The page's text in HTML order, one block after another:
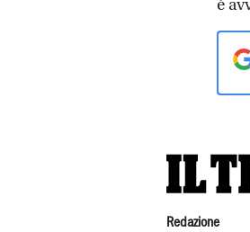
è
Redazione